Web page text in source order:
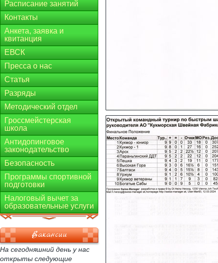
Расписание занятий
Контакты
Анкета, заявка и
квитанция
ЕВСК
Пресса о нас
Статья
Разряды
Методический отдел
Гроссмейстерская
школа
Антидопинговое
законодательство
Безопасность
Программы спортивной
подготовки
Налоговый вычет за
образовательные услуги
Вакансии
На сегодняшний день у нас
открыты следующие